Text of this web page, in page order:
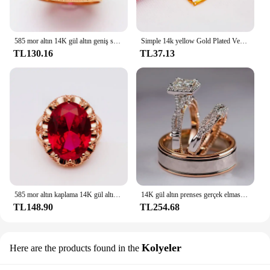
585 mor altın 14K gül altın geniş sürüm yakut boyutlandırılabilir yüzükler kadınlar için benzersiz işçilik muhteşem lüks takı hediye
TL130.16
Simple 14k yellow Gold Plated Versatile Necklaces for women Fashion Clavicle Chainnot fade Wedding Anniversary High Jewelry Gift
TL37.13
585 mor altın kaplama 14K gül altın kakma oval yakut yüzükler kadınlar için açılış yaratıcı mahkemesi tarzı klasik parti takı
TL148.90
14K gül altın prenses gerçek elmas yüzük kadınlar için Anillos Mujer Bizuteria taş Femme elmas takı seti gül altın yüzük
TL254.68
Here are the products found in the Kolyeler